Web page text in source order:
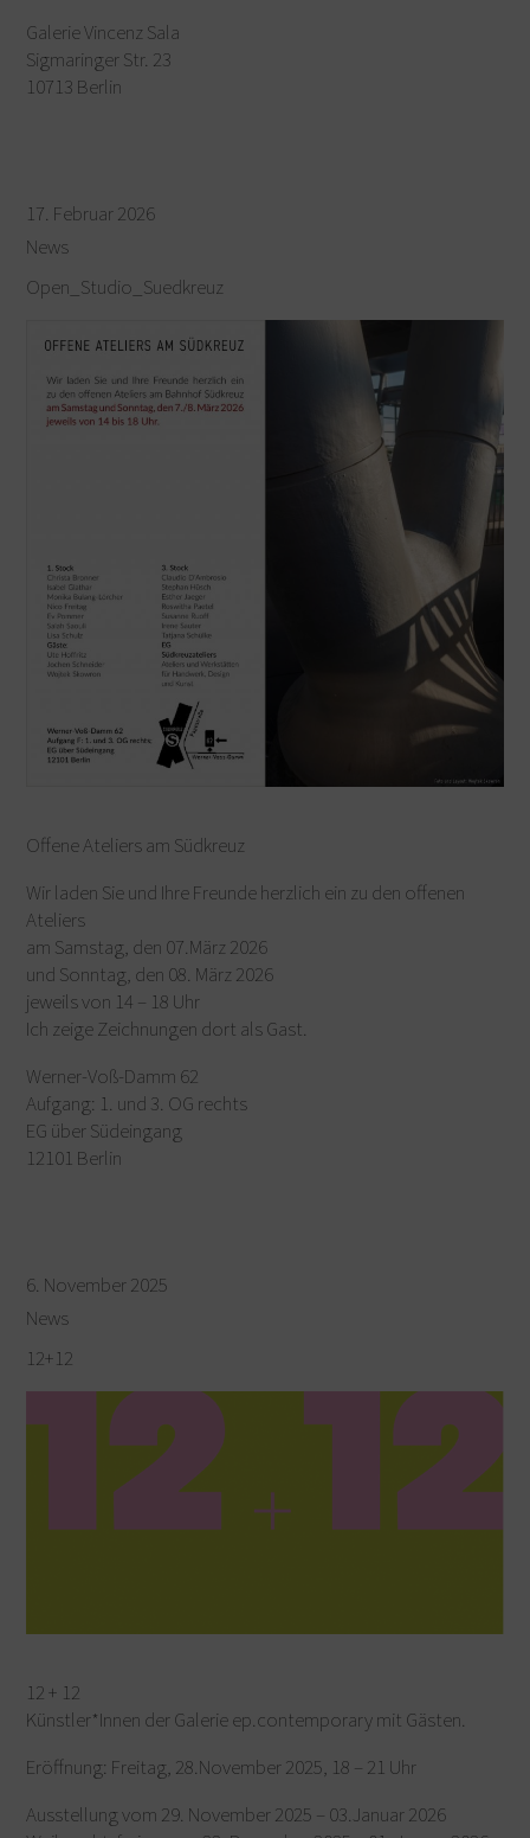
Galerie Vincenz Sala
Sigmaringer Str. 23
10713 Berlin
17. Februar 2026
News
Open_Studio_Suedkreuz
Offene Ateliers am Südkreuz
Wir laden Sie und Ihre Freunde herzlich ein zu den offenen
Ateliers
am Samstag, den 07.März 2026
und Sonntag, den 08. März 2026
jeweils von 14 – 18 Uhr
Ich zeige Zeichnungen dort als Gast.
Werner-Voß-Damm 62
Aufgang: 1. und 3. OG rechts
EG über Südeingang
12101 Berlin
6. November 2025
News
12+12
12 + 12
Künstler*Innen der Galerie ep.contemporary mit Gästen.
Eröffnung: Freitag, 28.November 2025, 18 – 21 Uhr
Ausstellung vom 29. November 2025 – 03.Januar 2026